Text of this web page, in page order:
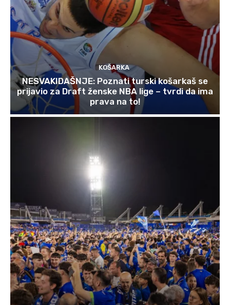
KOŠARKA
NESVAKIDAŠNJE: Poznati turski košarkaš se
prijavio za Draft ženske NBA lige – tvrdi da ima
prava na to!